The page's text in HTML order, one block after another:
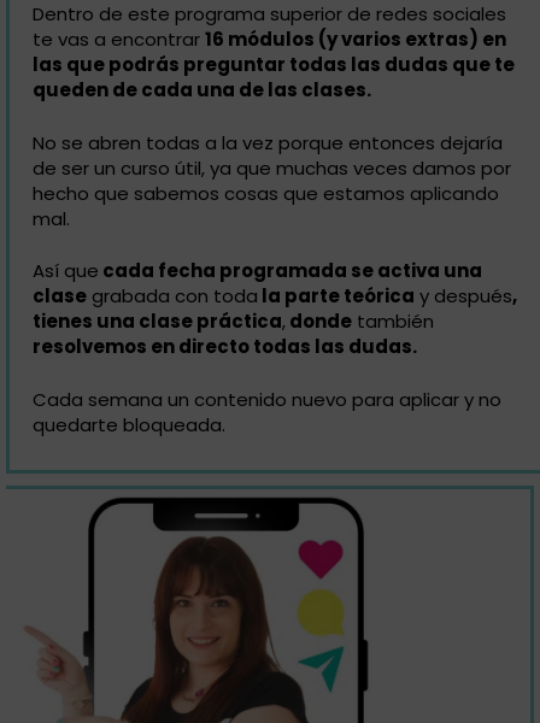
Dentro de este programa superior de redes sociales
te vas a encontrar16 módulos (y varios extras) en
las que podrás preguntar todas las dudas que te
queden de cada una de las clases.
No se abren todas a la vez porque entonces dejaría
de ser un curso útil, ya que muchas veces damos por
hecho que sabemos cosas que estamos aplicando
mal.
Así que cada fecha programada se activa una
clase grabada con toda la parte teórica y después,
tienes una clase práctica,donde también
resolvemos en directo todas las dudas.
Cada semana un contenido nuevo para aplicar y no
quedarte bloqueada.